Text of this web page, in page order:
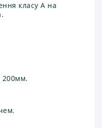
класу А на
200мм.